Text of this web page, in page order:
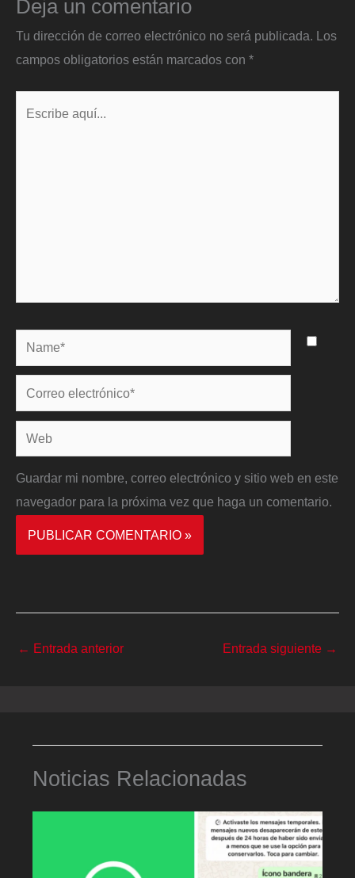
Deja un comentario
Tu dirección de correo electrónico no será publicada.
Los
campos obligatorios están marcados con *
Name*
Correo
electrónico*
Web
Guardar mi nombre, correo electrónico y sitio web en este
navegador para la próxima vez que haga un comentario.
← Entrada anterior Entrada siguiente →
Noticias Relacionadas